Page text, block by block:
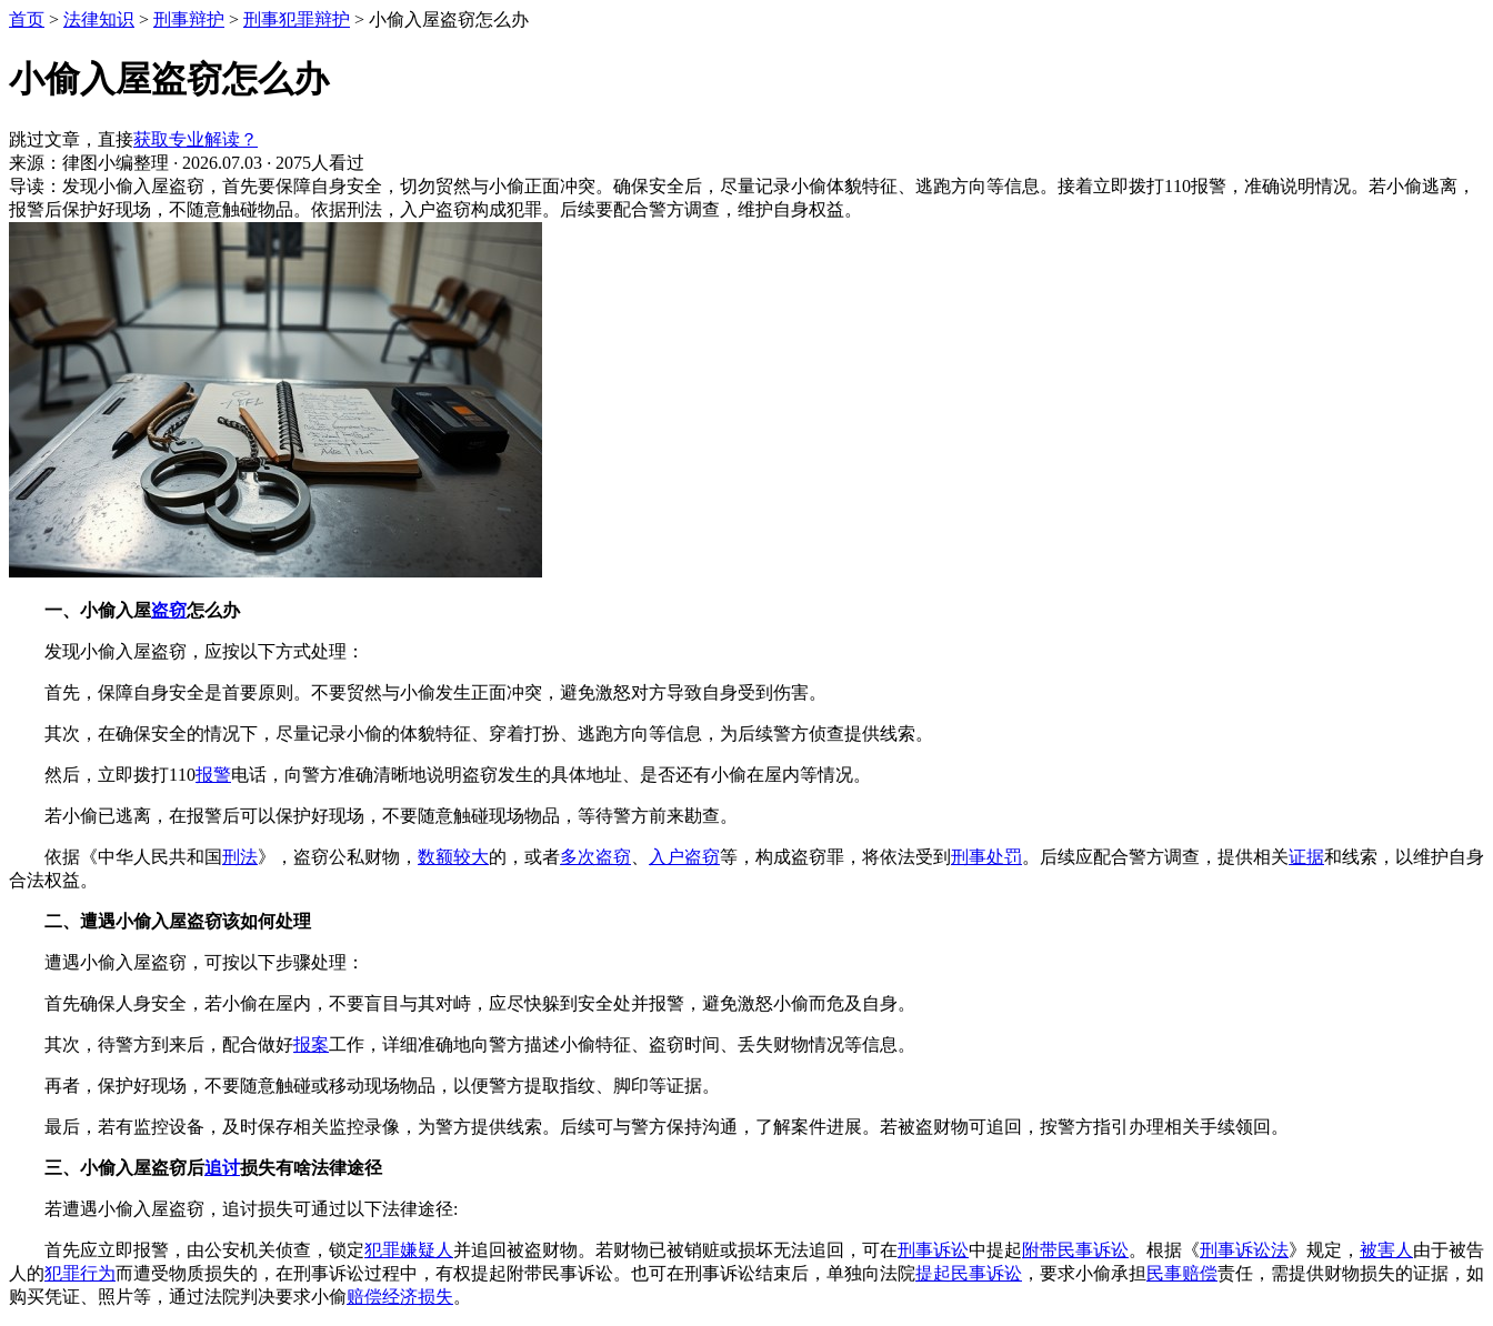
首页 > 法律知识 > 刑事辩护 > 刑事犯罪辩护 > 小偷入屋盗窃怎么办
小偷入屋盗窃怎么办
跳过文章，直接获取专业解读？
来源：律图小编整理 · 2026.07.03 · 2075人看过
导读：发现小偷入屋盗窃，首先要保障自身安全，切勿贸然与小偷正面冲突。确保安全后，尽量记录小偷体貌特征、逃跑方向等信息。接着立即拨打110报警，准确说明情况。若小偷逃离，
报警后保护好现场，不随意触碰物品。依据刑法，入户盗窃构成犯罪。后续要配合警方调查，维护自身权益。
一、小偷入屋盗窃怎么办
发现小偷入屋盗窃，应按以下方式处理：
首先，保障自身安全是首要原则。不要贸然与小偷发生正面冲突，避免激怒对方导致自身受到伤害。
其次，在确保安全的情况下，尽量记录小偷的体貌特征、穿着打扮、逃跑方向等信息，为后续警方侦查提供线索。
然后，立即拨打110报警电话，向警方准确清晰地说明盗窃发生的具体地址、是否还有小偷在屋内等情况。
若小偷已逃离，在报警后可以保护好现场，不要随意触碰现场物品，等待警方前来勘查。
依据《中华人民共和国刑法》，盗窃公私财物， 数额较大的，或者多次盗窃 入户盗窃等，构成盗窃罪，将依法受到 刑事处罚。后续应配合警方调查，提供相关证据和线索，以维护自身
合法权益。
二、遭遇小偷入屋盗窃该如何处理
遭遇小偷入屋盗窃，可按以下步骤处理：
首先确保人身安全，若小偷在屋内，不要盲目与其对峙，应尽快躲到安全处并报警，避免激怒小偷而危及自身。
其次，待警方到来后，配合做好报案工作，详细准确地向警方描述小偷特征、盗窃时间、丢失财物情况等信息。
再者，保护好现场，不要随意触碰或移动现场物品，以便警方提取指纹、脚印等证据。
最后，若有监控设备，及时保存相关监控录像，为警方提供线索。后续可与警方保持沟通，了解案件进展。若被盗财物可追回，按警方指引办理相关手续领回。
三、小偷入屋盗窃后追讨损失有啥法律途径
若遭遇小偷入屋盗窃，追讨损失可通过以下法律途径:
首先应立即报警，由公安机关侦查，锁定犯罪嫌疑人 并追回被盗财物。若财物已被销赃或损坏无法追回，可在刑事诉讼中提起附带民事诉讼。根据《刑事诉讼法》规定， 被害人 由于被告
人的犯罪行为而遭受物质损失的，在刑事诉讼过程中，有权提起附带民事诉讼。也可在刑事诉讼结束后，单独向法院提起民事诉讼 ，要求小偷承担 民事赔偿责任，需提供财物损失的证据，如
购买凭证、照片等，通过法院判决要求小偷赔偿经济损失。